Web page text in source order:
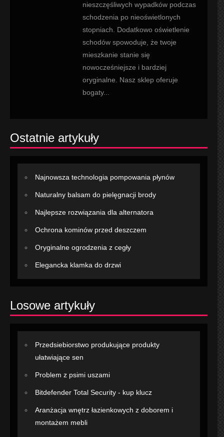
nieszczęśliwych wypadków podczas
schodzenia po nieoświetlonych
stopniach. Dodatkowo oświetlenie
schodów spowoduje, że twoje
mieszkanie stanie się
nowocześniejsze i bardziej
oryginalne. Nasz sklep oferuje
bogaty...
Ostatnie artykuły
Najnowsza technologia pompowania płynów
Naturalny balsam do pielęgnacji brody
Najlepsze rozwiązania dla alternatora
Ochrona kominów przed deszczem
Oryginalne ogrodzenia z cegły
Elegancka klamka do drzwi
Losowe artykuły
Przedsiebiorstwo produkujące produkty
ułatwiające sen
Problem z psimi uszami
Bitdefender Total Security - kup klucz
Aranżacja wnętrz łazienkowych z doborem i
montażem mebli